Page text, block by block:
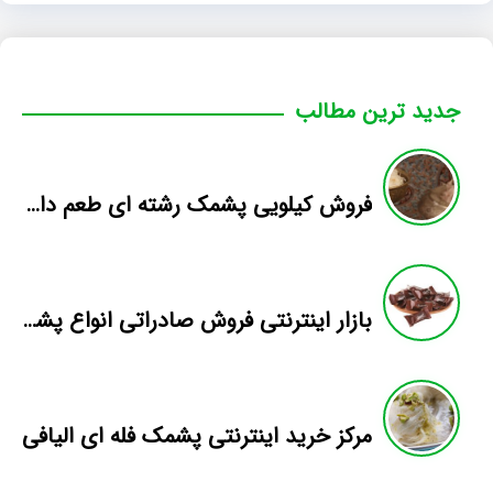
جدید ترین مطالب
فروش کیلویی پشمک رشته ای طعم دار میوه
بازار اینترنتی فروش صادراتی انواع پشمک الیافی/شکلاتی
مرکز خرید اینترنتی پشمک فله ای الیافی